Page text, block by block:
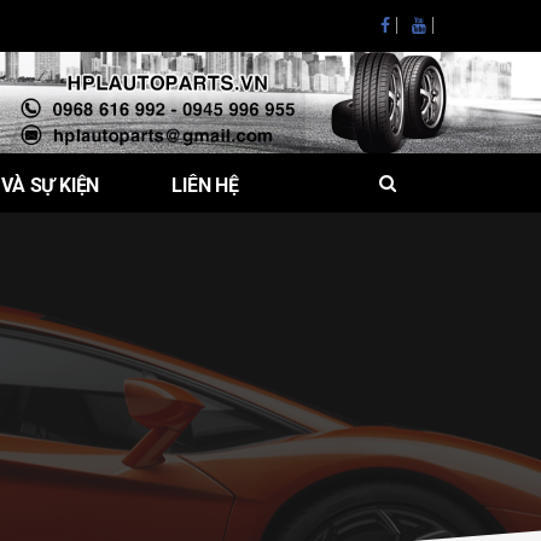
SỰ KIỆN LIÊN HỆ